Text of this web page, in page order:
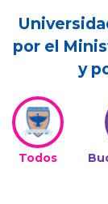
por el
y
Todos